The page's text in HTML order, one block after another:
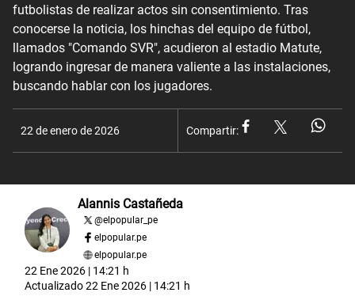
futbolistas de realizar actos sin consentimiento. Tras
conocerse la noticia, los hinchas del equipo de fútbol,
llamados "Comando SVR", acudieron al estadio Matute,
logrando ingresar de manera valiente a las instalaciones,
buscando hablar con los jugadores.
22 de enero de 2026 Compartir:
Alannis Castañeda
@elpopular_pe
elpopular.pe
elpopular.pe
22 Ene 2026 | 14:21 h
Actualizado22 Ene 2026 | 14:21 h